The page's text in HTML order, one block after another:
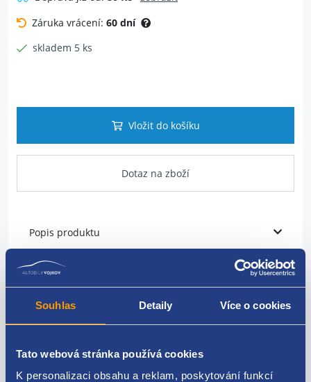
Souhlas Detaily Více o cookies
Tato webová stránka používá cookies
K personalizaci obsahu a reklam, poskytování funkcí
Záruka vrácení: 60 dní
skladem 5 ks
Vložit do košíku
Dotaz na zboží
Popis produktu
vodní hadice topení
umístění: od výměníku tepla k trubce chladící
VAG originál: 8D0819373N